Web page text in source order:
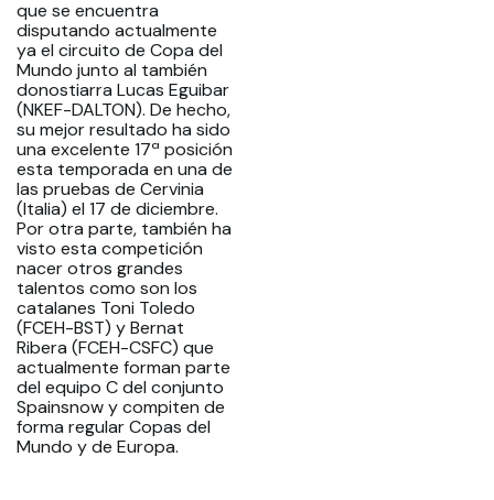
que se encuentra
disputando actualmente
ya el circuito de Copa del
Mundo junto al también
donostiarra Lucas Eguibar
(NKEF-DALTON). De hecho,
su mejor resultado ha sido
una excelente 17ª posición
esta temporada en una de
las pruebas de Cervinia
(Italia) el 17 de diciembre.
Por otra parte, también ha
visto esta competición
nacer otros grandes
talentos como son los
catalanes Toni Toledo
(FCEH-BST) y Bernat
Ribera (FCEH-CSFC) que
actualmente forman parte
del equipo C del conjunto
Spainsnow y compiten de
forma regular Copas del
Mundo y de Europa.